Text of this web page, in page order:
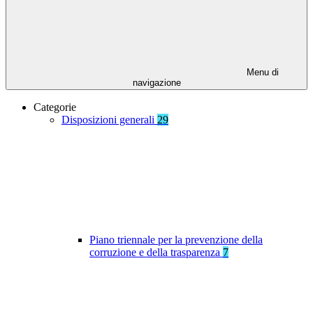
Menu di
navigazione
Categorie
Disposizioni generali 29
Piano triennale per la prevenzione della
corruzione e della trasparenza 7